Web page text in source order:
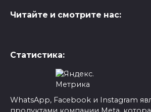
Читайте и смотрите нас:
Статистика:
WhatsApp, Facebook и Instagram